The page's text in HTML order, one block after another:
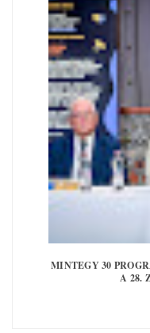
MINTEGY 30
A 28.